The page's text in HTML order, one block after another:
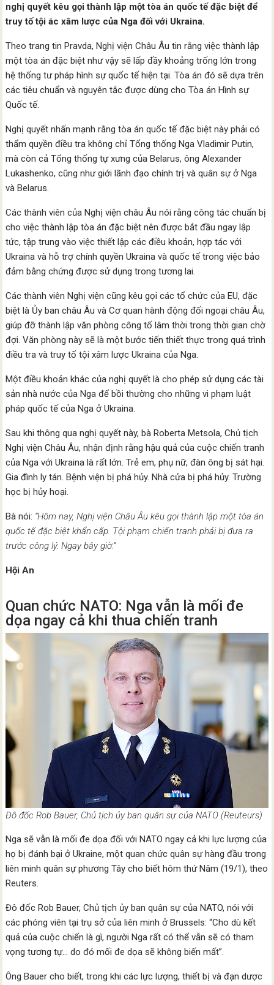
nghị quyết kêu gọi thành lập một tòa án quốc tế đặc biệt để
truy tố tội ác xâm lược của Nga đối với Ukraina.
Theo trang tin Pravda, Nghị viện Châu Âu tin rằng việc thành lập
một tòa án đặc biệt như vậy sẽ lấp đầy khoảng trống lớn trong
hệ thống tư pháp hình sự quốc tế hiện tại. Tòa án đó sẽ dựa trên
các tiêu chuẩn và nguyên tắc được dùng cho Tòa án Hình sự
Quốc tế.
Nghị quyết nhấn mạnh rằng tòa án quốc tế đặc biệt này phải có
thẩm quyền điều tra không chỉ Tổng thống Nga Vladimir Putin,
mà còn cả Tổng thống tự xưng của Belarus, ông Alexander
Lukashenko, cũng như giới lãnh đạo chính trị và quân sự ở Nga
và Belarus.
Các thành viên của Nghị viện châu Âu nói rằng công tác chuẩn bị
cho việc thành lập tòa án đặc biệt nên được bắt đầu ngay lập
tức, tập trung vào việc thiết lập các điều khoản, hợp tác với
Ukraina và hỗ trợ chính quyền Ukraina và quốc tế trong việc bảo
đảm bằng chứng được sử dụng trong tương lai.
Các thành viên Nghị viện cũng kêu gọi các tổ chức của EU, đặc
biệt là Ủy ban châu Âu và Cơ quan hành động đối ngoại châu Âu,
giúp đỡ thành lập văn phòng công tố lâm thời trong thời gian chờ
đợi. Văn phòng này sẽ là một bước tiến thiết thực trong quá trình
điều tra và truy tố tội xâm lược Ukraina của Nga.
Một điều khoản khác của nghị quyết là cho phép sử dụng các tài
sản nhà nước của Nga để bồi thường cho những vi phạm luật
pháp quốc tế của Nga ở Ukraina.
Sau khi thông qua nghị quyết này, bà Roberta Metsola, Chủ tịch
Nghị viện Châu Âu, nhận định rằng hậu quả của cuộc chiến tranh
của Nga với Ukraina là rất lớn. Trẻ em, phụ nữ, đàn ông bị sát hại.
Gia đình ly tán. Bệnh viện bị phá hủy. Nhà cửa bị phá hủy. Trường
học bị hủy hoại.
Bà nói: “Hôm nay, Nghị viện Châu Âu kêu gọi thành lập một tòa án
quốc tế đặc biệt khẩn cấp. Tội phạm chiến tranh phải bị đưa ra
trước công lý. Ngay bây giờ.”
Hội An
Quan chức NATO: Nga vẫn là mối đe
dọa ngay cả khi thua chiến tranh
Đô đốc Rob Bauer, Chủ tịch ủy ban quân sự của NATO (Reuteurs)
Nga sẽ vẫn là mối đe dọa đối với NATO ngay cả khi lực lượng của
họ bị đánh bại ở Ukraine, một quan chức quân sự hàng đầu trong
liên minh quân sự phương Tây cho biết hôm thứ Năm (19/1), theo
Reuters.
Đô đốc Rob Bauer, Chủ tịch ủy ban quân sự của NATO, nói với
các phóng viên tại trụ sở của liên minh ở Brussels: “Cho dù kết
quả của cuộc chiến là gì, người Nga rất có thể vẫn sẽ có tham
vọng tương tự… do đó mối đe dọa sẽ không biến mất”.
Ông Bauer cho biết, trong khi các lực lượng, thiết bị và đạn dược